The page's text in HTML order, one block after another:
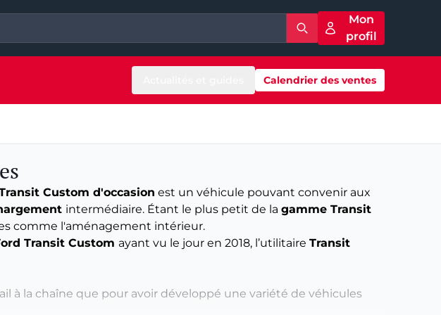
Mon
profil
Calendrier des ventes
Custom d'occasion est un véhicule pouvant convenir aux
intermédiaire. Étant le plus petit de la gamme Transit
comme l'aménagement intérieur.
Transit Custom ayant vu le jour en 2018, l’utilitaire Transit
à la chaîne que pour avoir développé une variété de véhicules